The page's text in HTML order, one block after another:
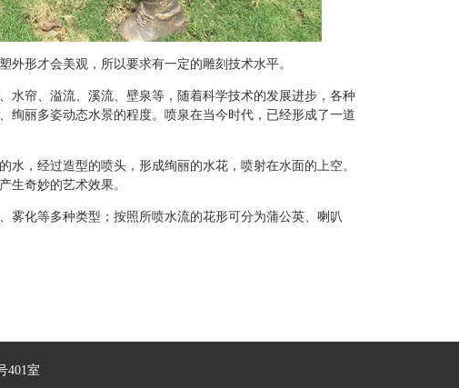
形才会美观，所以要求有一定的雕刻技术水平。
水帘、溢流、溪流、壁泉等，随着科学技术的发展进步，各种
绚丽多姿动态水景的程度。喷泉在当今时代，已经形成了一道
，经过造型的喷头，形成绚丽的水花，喷射在水面的上空。
生奇妙的艺术效果。
雾化等多种类型；按照所喷水流的花形可分为蒲公英、喇叭
401室